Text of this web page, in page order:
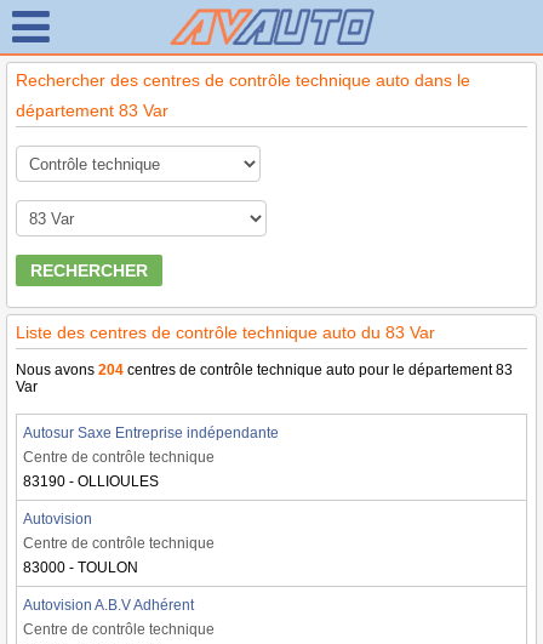
Rechercher des centres de contrôle technique auto dans le
département 83 Var
RECHERCHER
Liste des centres de contrôle technique auto du 83 Var
Nous avons 204 centres de contrôle technique auto pour le département 83
Var
Autosur Saxe Entreprise indépendante
Centre de contrôle technique
83190 - OLLIOULES
Autovision
Centre de contrôle technique
83000 - TOULON
Autovision A.B.V Adhérent
Centre de contrôle technique